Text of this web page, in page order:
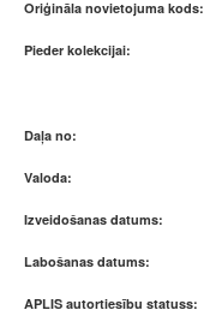
Oriģināla novietojuma kods:
Pieder kolekcijai:
Daļa no:
Valoda:
Izveidošanas datums:
Labošanas datums:
APLIS autortiesību statuss: